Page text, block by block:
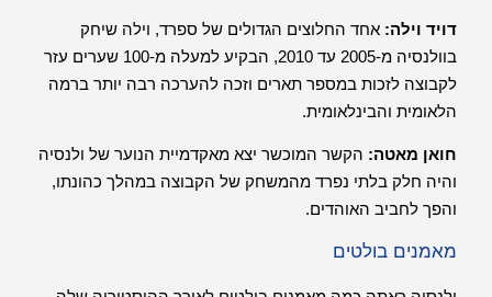
דויד וילה: אחד החלוצים הגדולים של ספרד, וילה שיחק
בוולנסיה מ-2005 עד 2010, הבקיע למעלה מ-100 שערים עזר
לקבוצה לזכות במספר תארים וזכה להערכה רבה יותר ברמה
הלאומית והבינלאומית.
חואן מאטה: הקשר המוכשר יצא מאקדמיית הנוער של ולנסיה
והיה חלק בלתי נפרד מהמשחק של הקבוצה במהלך כהונתו,
והפך לחביב האוהדים.
מאמנים בולטים